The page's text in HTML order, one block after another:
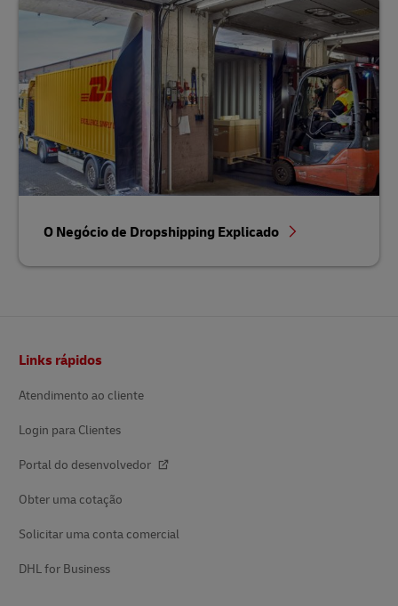
O Negócio de Dropshipping Explicado
Links rápidos
Atendimento ao cliente
Login para Clientes
Portal do desenvolvedor
Obter uma cotação
Solicitar uma conta comercial
DHL for Business